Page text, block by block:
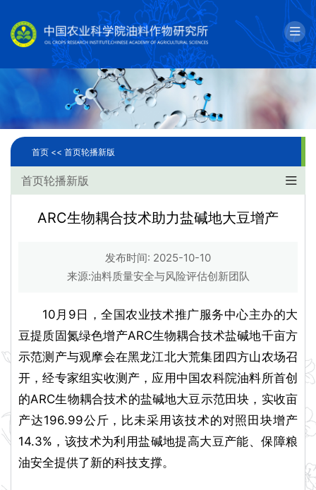
English 邮箱
科学研究
人才队伍
研究生教育
党建文化
首页 << 首页轮播新版
首页轮播新版
ARC生物耦合技术助力盐碱地大豆增产
发布时间: 2025-10-10
来源:油料质量安全与风险评估创新团队
10月9日，全国农业技术推广服务中心主办的大
豆提质固氮绿色增产ARC生物耦合技术盐碱地千亩方
示范测产与观摩会在黑龙江北大荒集团四方山农场召
开，经专家组实收测产，应用中国农科院油料所首创
的ARC生物耦合技术的盐碱地大豆示范田块，实收亩
产达196.99公斤，比未采用该技术的对照田块增产
14.3%，该技术为利用盐碱地提高大豆产能、保障粮
油安全提供了新的科技支撑。